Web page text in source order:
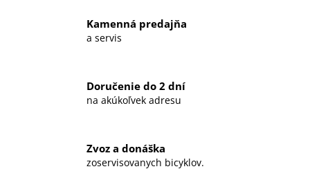
Kamenná predajňa
a servis
Doručenie do 2 dní
na akúkoľvek adresu
Zvoz a donáška
zoservisovanych bicyklov.